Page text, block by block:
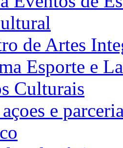
de Artes
Esporte e
Culturais
e